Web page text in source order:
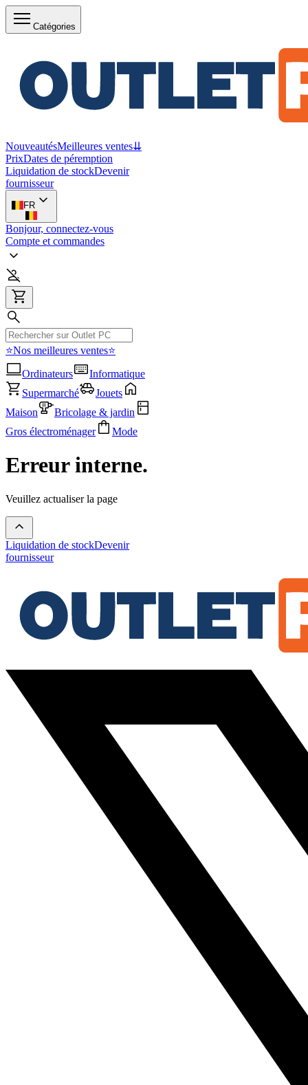
Catégories
NouveautésMeilleures ventes⇊
PrixDates de péremption
Liquidation de stockDevenir
fournisseur
FR
Bonjour, connectez-vous
Compte et commandes
⭐Nos meilleures ventes⭐
Ordinateurs
Informatique
Supermarché
Jouets
Maison
Bricolage & jardin
Gros électroménager
Mode
Erreur interne.
Veuillez actualiser la page
Liquidation de stockDevenir
fournisseur